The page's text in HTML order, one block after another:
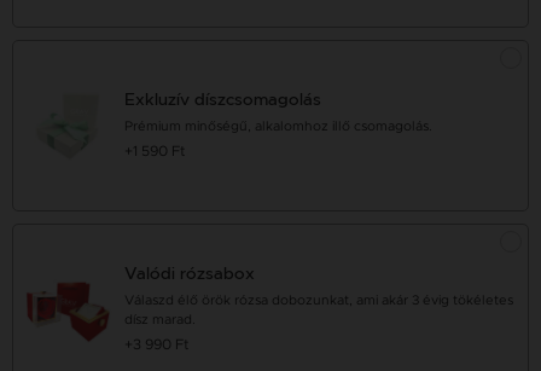
Exkluzív díszcsomagolás
Prémium minőségű, alkalomhoz illő csomagolás.
+1 590 Ft
Valódi rózsabox
Válaszd élő örök rózsa dobozunkat, ami akár 3 évig tökéletes
dísz marad.
+3 990 Ft